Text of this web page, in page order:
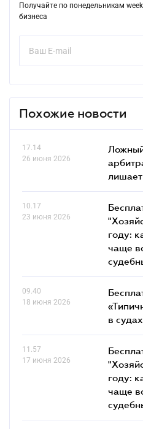
Получайте по понедельникам
бизнеса
Похожие новости
17.14
26 июня 2026
10.17
23 июня 2026
году:
чаще
09.40
18 июня 2026
в
11.57
17 июня 2026
году:
чаще